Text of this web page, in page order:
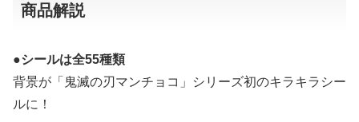
商品解説
●シールは全55種類
背景が「鬼滅の刃マンチョコ」シリーズ初のキラキラシー
ルに！